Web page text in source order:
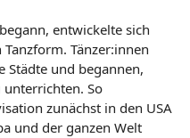
entwickelte sich
Tänzer:innen
Städte und begannen,
So
zunächst in den USA
und der ganzen Welt